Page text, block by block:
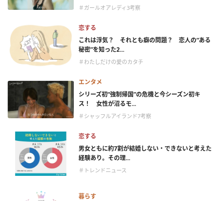
＃ガールオアレディ3考察
恋する
これは浮気？ それとも癖の問題？ 恋人の“ある
秘密”を知った2...
＃わたしだけの愛のカタチ
エンタメ
シリーズ初“強制帰国”の危機と今シーズン初キ
ス！ 女性が沼るモ...
＃シャッフルアイランド7考察
恋する
男女ともに約7割が結婚しない・できないと考えた
経験あり。その理...
＃トレンドニュース
暮らす